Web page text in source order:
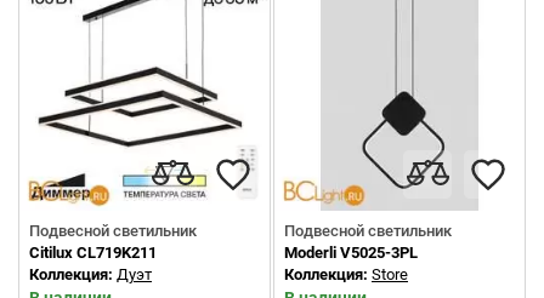
Подвесной светильник
Citilux CL719K211
Коллекция: Дуэт
Подвесной светильник
Moderli V5025-3PL
Коллекция: Store